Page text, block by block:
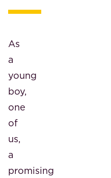
As
a
young
boy,
one
of
us,
a
promising